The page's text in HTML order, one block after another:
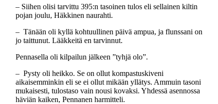
‒ Siihen olisi tarvittu 395:n tasoinen tulos eli sellainen kiltin
pojan joulu, Häkkinen naurahti.
‒ Tänään oli kyllä kohtuullinen päivä ampua, ja flunssani on
jo taittunut. Lääkkeitä en tarvinnut.
Pennasella oli kilpailun jälkeen ”tyhjä olo”.
‒ Pysty oli heikko. Se on ollut kompastuskiveni
aikaisemminkin eli se ei ollut mikään yllätys. Ammuin tasoni
mukaisesti, tulostaso vain nousi kovaksi. Yhdessä asennossa
häviän kaiken, Pennanen harmitteli.